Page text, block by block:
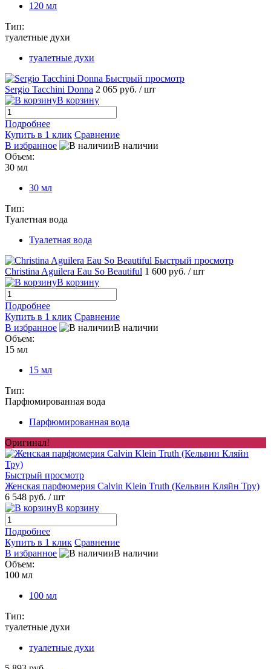
120 мл
Тип:
туалетные духи
туалетные духи
Быстрый просмотр
Sergio Tacchini Donna 2 065 руб. / шт
В корзину
Подробнее
Купить в 1 клик Сравнение
В избранное
В наличии
Объем:
30 мл
30 мл
Тип:
Туалетная вода
Туалетная вода
Быстрый просмотр
Christina Aguilera Eau So Beautiful 1 600 руб. / шт
В корзину
Подробнее
Купить в 1 клик Сравнение
В избранное
В наличии
Объем:
15 мл
15 мл
Тип:
Парфюмированная вода
Парфюмированная вода
Оригинал!
Быстрый просмотр
Женская парфюмерия Calvin Klein Truth (Кельвин Кляйн Тру)
6 548 руб. / шт
В корзину
Подробнее
Купить в 1 клик Сравнение
В избранное
В наличии
Объем:
100 мл
100 мл
Тип:
туалетные духи
туалетные духи